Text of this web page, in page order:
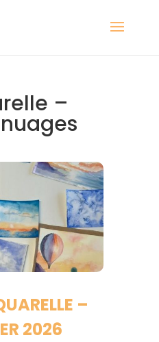
–
–
2026